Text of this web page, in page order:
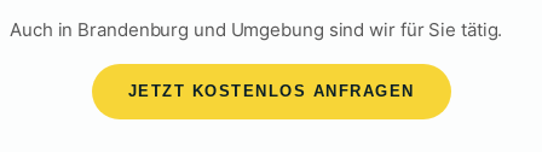
Auch in Brandenburg und Umgebung sind wir für Sie tätig.
JETZT KOSTENLOS ANFRAGEN